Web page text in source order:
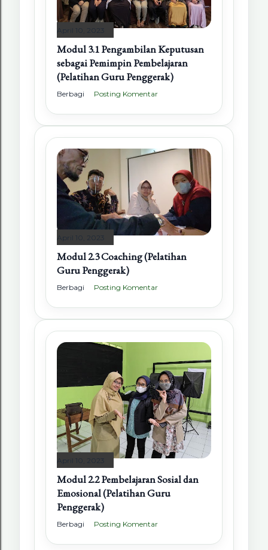
April 10, 2023
Modul 3.1 Pengambilan Keputusan
sebagai Pemimpin Pembelajaran
(Pelatihan Guru Penggerak)
Berbagi Posting Komentar
April 10, 2023
Modul 2.3 Coaching (Pelatihan
Guru Penggerak)
Berbagi Posting Komentar
April 10, 2023
Modul 2.2 Pembelajaran Sosial dan
Emosional (Pelatihan Guru
Penggerak)
Berbagi Posting Komentar